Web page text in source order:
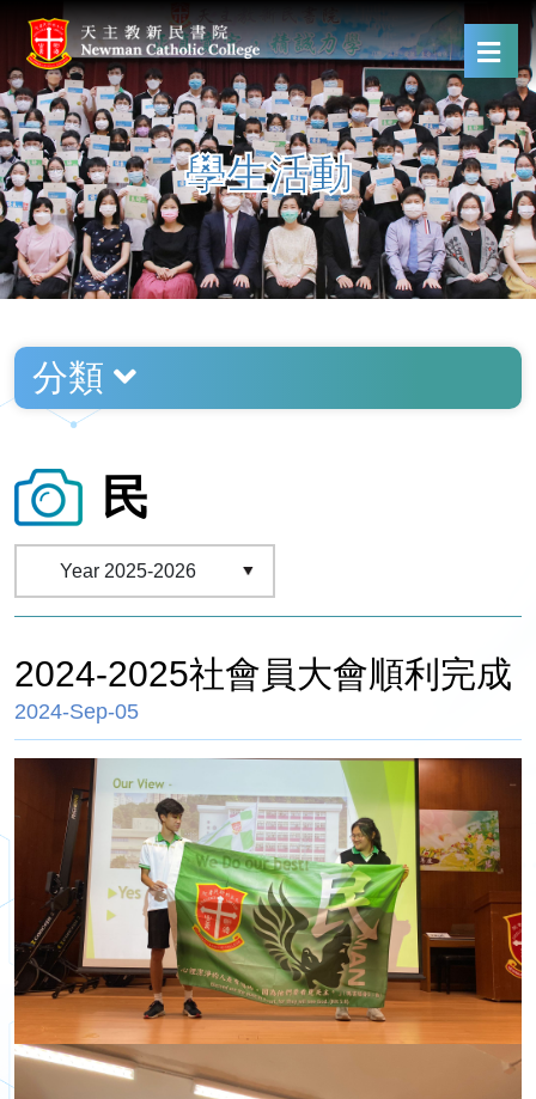
學生活動
分類
民
2024-2025社會員大會順利完成
2024-Sep-05